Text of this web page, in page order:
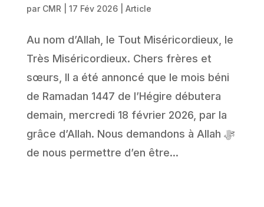
par CMR 17 Fév 2026| Article
Au nom d’Allah, le Tout Miséricordieux, le
Très Miséricordieux. Chers frères et
sœurs, Il a été annoncé que le mois béni
de Ramadan 1447 de l’Hégire débutera
demain, mercredi 18 février 2026, par la
grâce d’Allah. Nous demandons à Allah ﷻ
de nous permettre d’en être...